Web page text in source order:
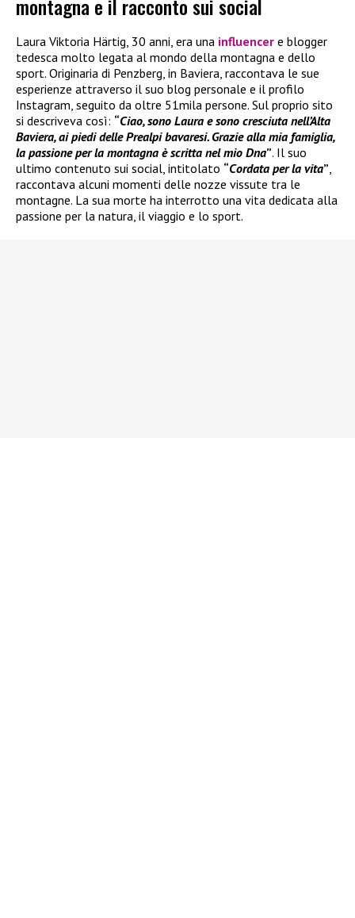
montagna e il racconto sui social
Laura Viktoria Härtig, 30 anni, era una influencer e blogger
tedesca molto legata al mondo della montagna e dello
sport. Originaria di Penzberg, in Baviera, raccontava le sue
esperienze attraverso il suo blog personale e il profilo
Instagram, seguito da oltre 51mila persone. Sul proprio sito
si descriveva così: “Ciao, sono Laura e sono cresciuta nell’Alta
Baviera, ai piedi delle Prealpi bavaresi. Grazie alla mia famiglia,
la passione per la montagna è scritta nel mio Dna”. Il suo
ultimo contenuto sui social, intitolato “Cordata per la vita”,
raccontava alcuni momenti delle nozze vissute tra le
montagne. La sua morte ha interrotto una vita dedicata alla
passione per la natura, il viaggio e lo sport.